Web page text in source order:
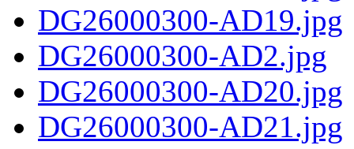
DG26000300-AD19.jpg
DG26000300-AD2.jpg
DG26000300-AD20.jpg
DG26000300-AD21.jpg